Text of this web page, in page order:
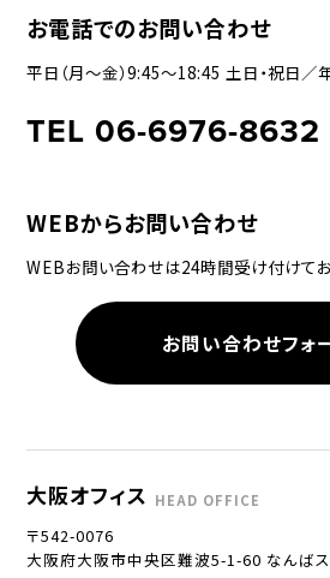
お電話でのお問い合わせ
平日（月〜金）9:45〜18:45 土日・祝日／
TEL 06-6976-8632
WEBからお問い合わせ
WEBお問い合わせは24時間受け付けて
お問い合わせフォ
大阪オフィス HEAD OFFICE
〒542-0076
大阪府大阪市中央区難波5-1-60 なんばス